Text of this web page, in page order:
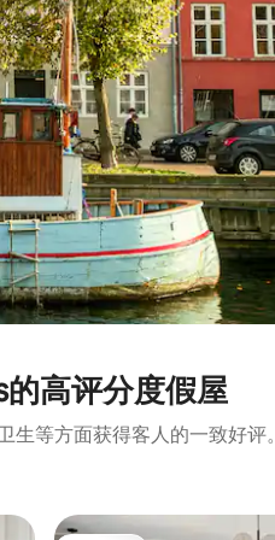
高评分度假屋
生等方面获得客人的一致好评。